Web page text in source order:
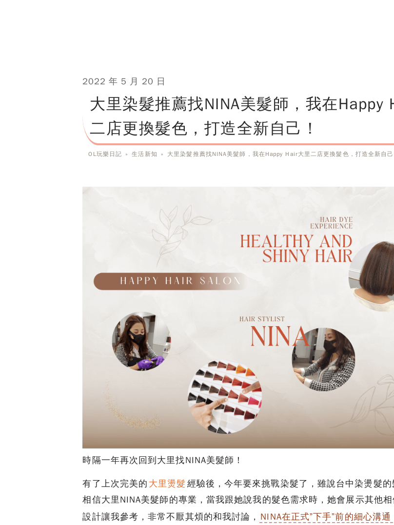
2022 年 5 月 20 日
大里染髮推薦找NINA美髮師，我在Happy
二店更換髮色，打造全新自己！
OL玩樂日記 » 生活新知 » 大里染髮推薦找NINA美髮師，我在Happy Hair大里二店更換髮色，打造全新自己
時隔一年再次回到大里找NINA美髮師！
有了上次完美的 大里燙髮 經驗後，今年要來挑戰染髮了，雖說台中染燙髮
相信大里NINA美髮師的專業，當我跟她說我的髮色需求時，她會展示其他
設計讓我參考，非常不厭其煩的和我討論， NINA在正式”下手”前的細心溝